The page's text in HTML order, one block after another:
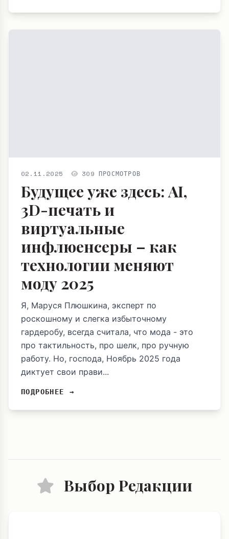
02.11.2025 309 ПРОСМОТРОВ
Будущее уже здесь: AI,
3D-печать и
виртуальные
инфлюенсеры – как
технологии меняют
моду 2025
Я, Маруся Плюшкина, эксперт по
роскошному и слегка избыточному
гардеробу, всегда считала, что мода - это
про тактильность, про шелк, про ручную
работу. Но, господа, Ноябрь 2025 года
диктует свои прави...
ПОДРОБНЕЕ →
Выбор Редакции